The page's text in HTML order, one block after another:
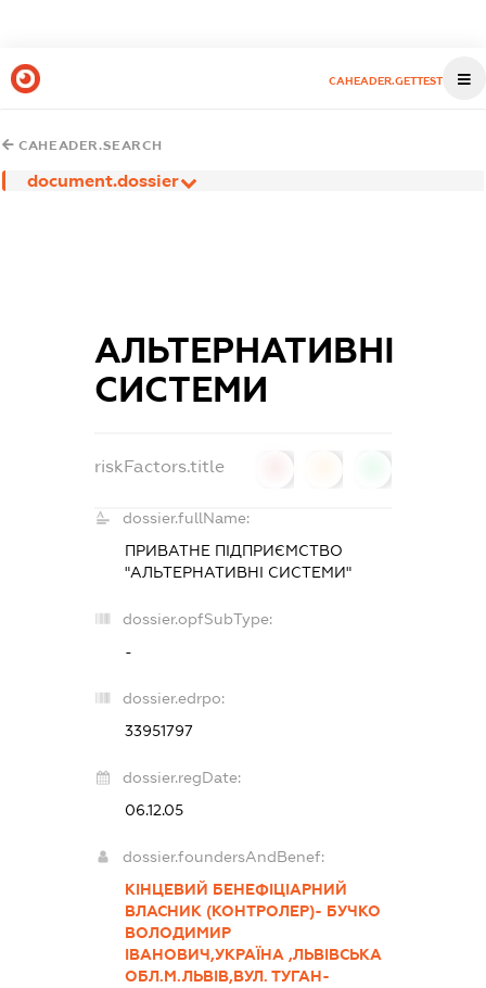
CAHEADER.GETTEST
CAHEADER.SEARCH
document.dossier
АЛЬТЕРНАТИВНІ
СИСТЕМИ
riskFactors.title
dossier.fullName:
ПРИВАТНЕ ПІДПРИЄМСТВО
"АЛЬТЕРНАТИВНІ СИСТЕМИ"
dossier.opfSubType:
-
dossier.edrpo:
33951797
dossier.regDate:
06.12.05
dossier.foundersAndBenef:
КІНЦЕВИЙ БЕНЕФІЦІАРНИЙ
ВЛАСНИК (КОНТРОЛЕР)- БУЧКО
ВОЛОДИМИР
ІВАНОВИЧ,УКРАЇНА ,ЛЬВІВСЬКА
ОБЛ.М.ЛЬВІВ,ВУЛ. ТУГАН-